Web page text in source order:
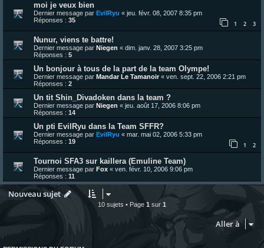
moi je veux bien
Dernier message par EvilRyu « jeu. févr. 08, 2007 8:35 pm
Réponses : 35 1 2 3
Nunur, viens te battre!
Dernier message par Niegen « dim. janv. 28, 2007 3:25 pm
Réponses : 5
Un bonjour à tous de la part de la team Olympe!
Dernier message par Mandar Le Tamanoir« ven. sept. 22, 2006 2:21 pm
Réponses : 2
Un tit Shin_Divadoken dans la team ?
Dernier message par Niegen « jeu. août 17, 2006 8:06 pm
Réponses : 14
Un pti EvilRyu dans la Team SFFR?
Dernier message par EvilRyu « mar. mai 02, 2006 5:33 pm
Réponses : 19 1 2
Tournoi SFA3 sur kaillera (Emuline Team)
Dernier message par Fox « ven. févr. 10, 2006 9:06 pm
Réponses : 11
Nouveau sujet
10 sujets • Page 1 sur 1
Aller à